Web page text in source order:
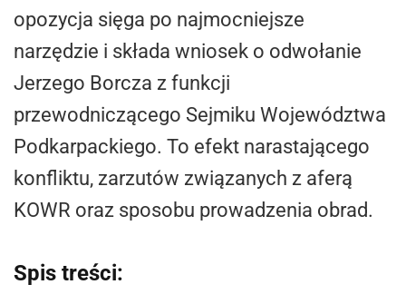
opozycja sięga po najmocniejsze
narzędzie i składa wniosek o odwołanie
Jerzego Borcza z funkcji
przewodniczącego Sejmiku Województwa
Podkarpackiego. To efekt narastającego
konfliktu, zarzutów związanych z aferą
KOWR oraz sposobu prowadzenia obrad.
Spis treści: